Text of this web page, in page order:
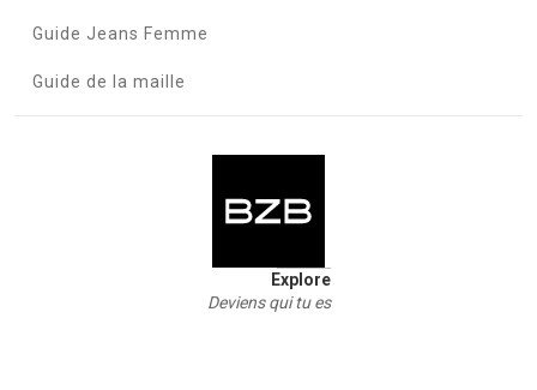
Guide Jeans Femme
Guide de la maille
Explore
Deviens qui tu es